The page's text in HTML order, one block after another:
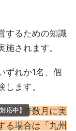
するための知識
されます。
ずれか1名、個
ます。
降の奇数月に実
る場合は「九州
応中】